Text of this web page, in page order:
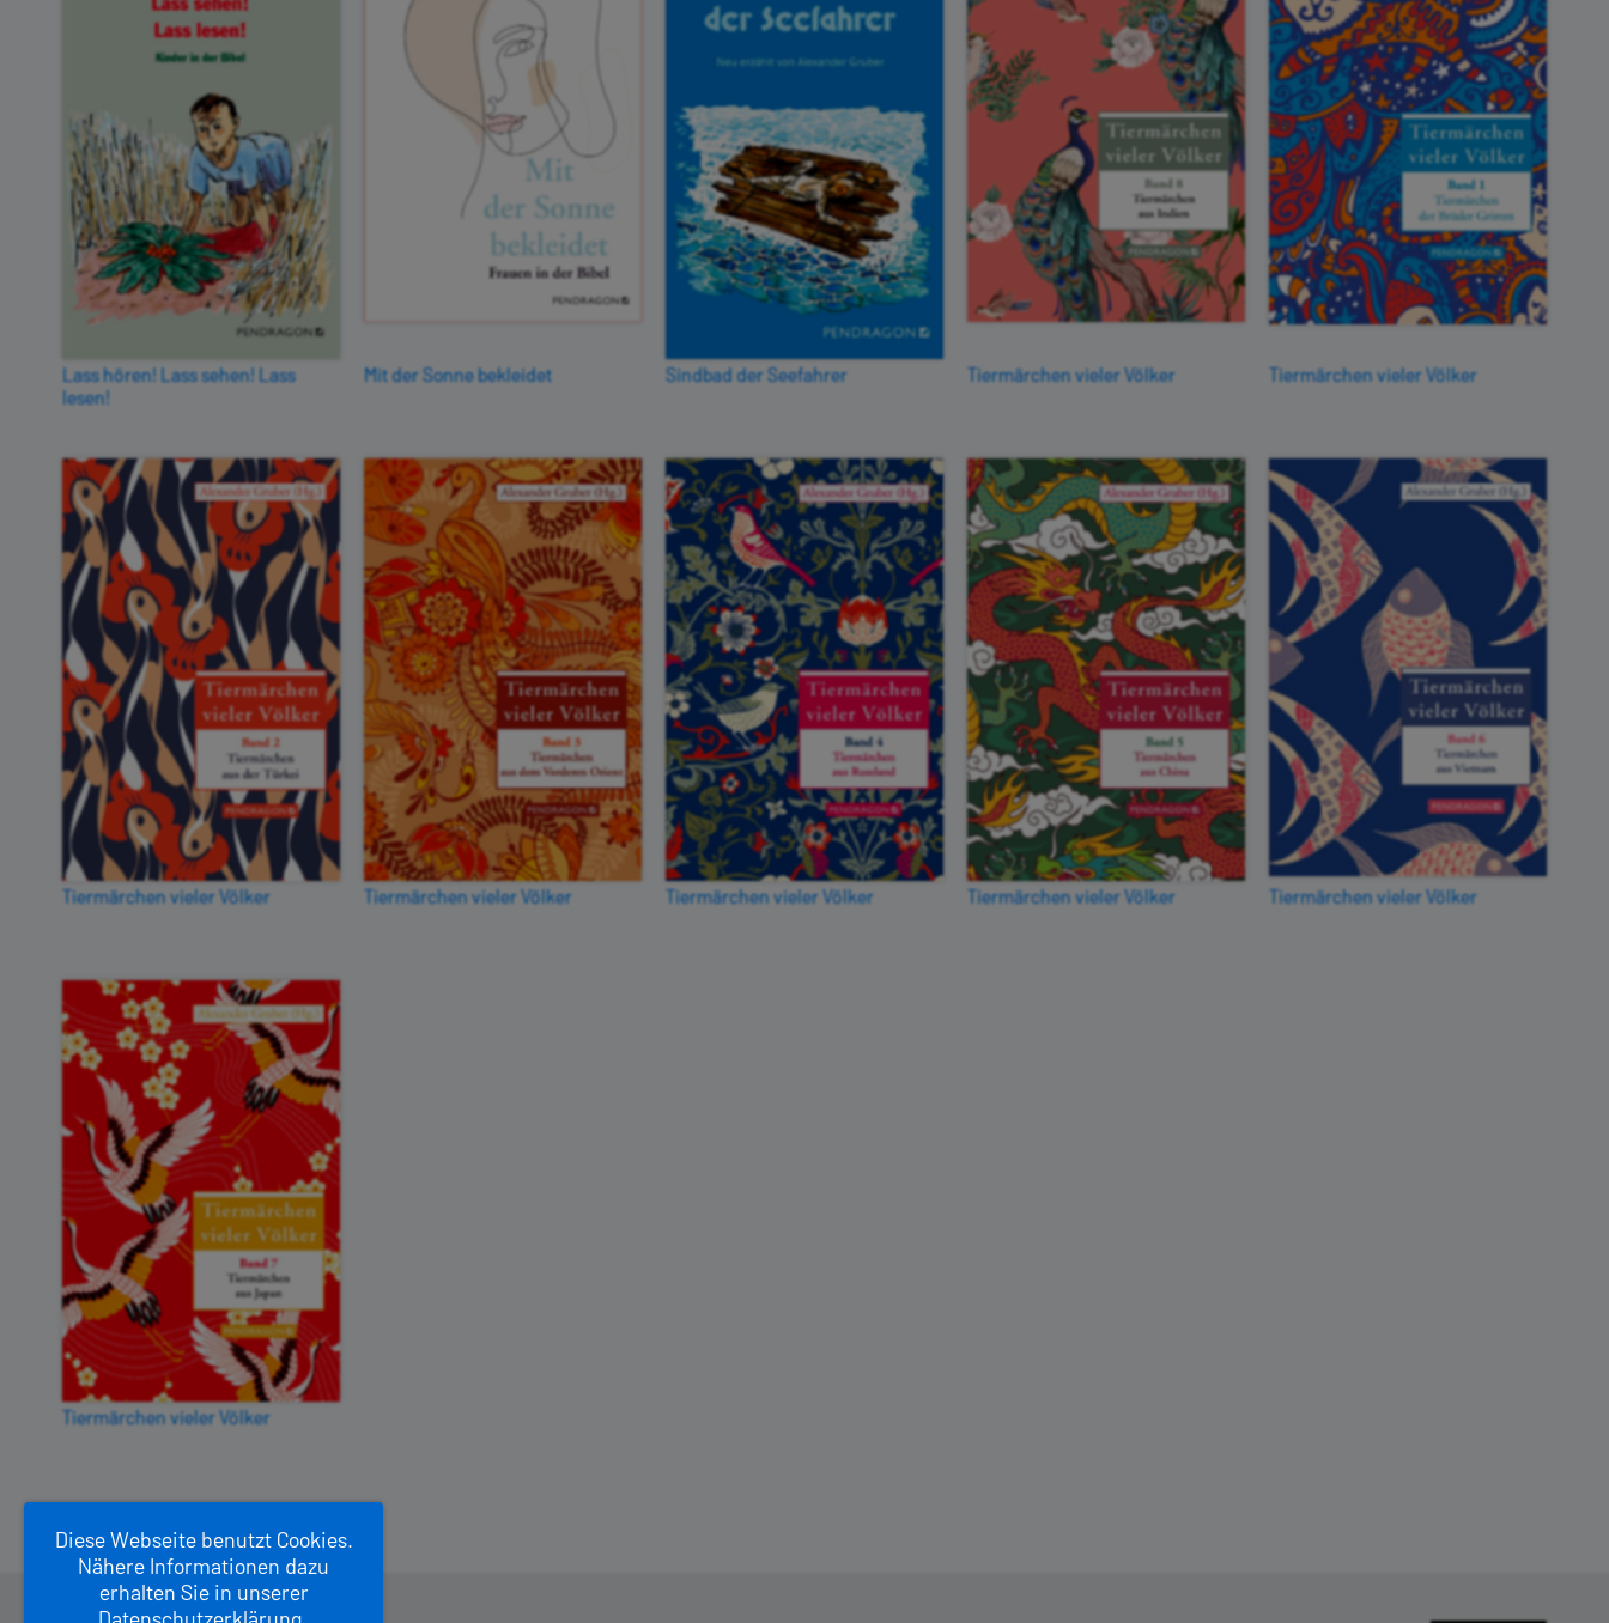
Diese Webseite benutzt Cookies.
Nähere Informationen dazu
erhalten Sie in unserer
Lass hören! Lass sehen! Lass
lesen!
Mit der Sonne bekleidet Sindbad der Seefahrer Tiermärchen vieler Völker Tiermärchen vieler Völker
Tiermärchen vieler Völker Tiermärchen vieler Völker Tiermärchen vieler Völker Tiermärchen vieler Völker Tiermärchen vieler Völker
Tiermärchen vieler Völker